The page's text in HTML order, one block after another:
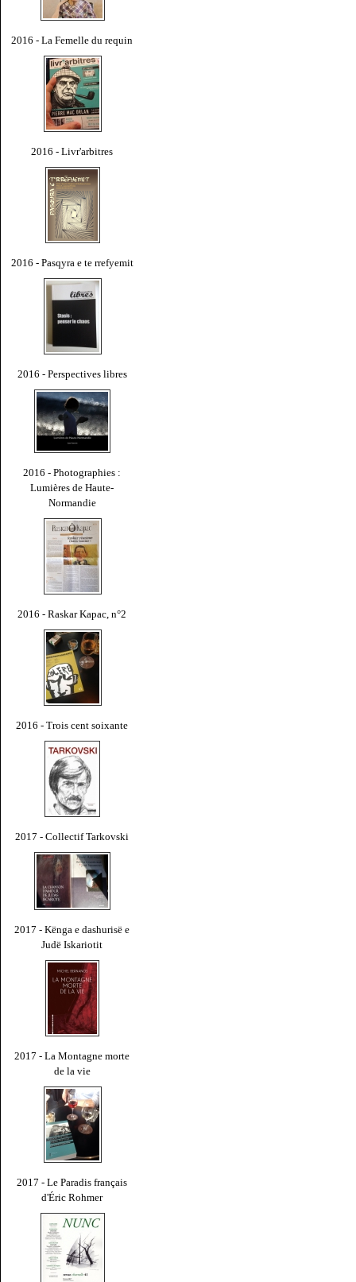
2016 - La Femelle du requin
2016 - Livr'arbitres
2016 - Pasqyra e te rrefyemit
2016 - Perspectives libres
2016 - Photographies :
Lumières de Haute-
Normandie
2016 - Raskar Kapac, n°2
2016 - Trois cent soixante
2017 - Collectif Tarkovski
2017 - Kënga e dashurisë e
Judë Iskariotit
2017 - La Montagne morte
de la vie
2017 - Le Paradis français
d'Éric Rohmer